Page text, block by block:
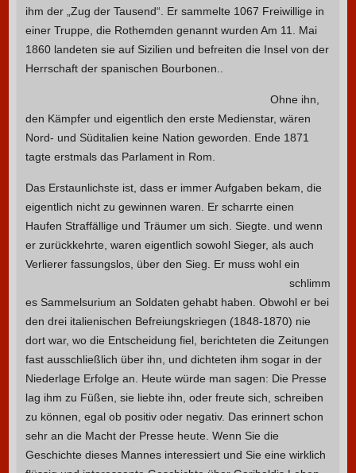
ihm der „Zug der Tausend“. Er sammelte 1067 Freiwillige in
einer Truppe, die Rothemden genannt wurden Am 11. Mai
1860 landeten sie auf Sizilien und befreiten die Insel von der
Herrschaft der spanischen Bourbonen..
Ohne ihn,
den Kämpfer und eigentlich den erste Medienstar, wären
Nord- und Süditalien keine Nation geworden. Ende 1871
tagte erstmals das Parlament in Rom.
Das Erstaunlichste ist, dass er immer Aufgaben bekam, die
eigentlich nicht zu gewinnen waren. Er scharrte einen
Haufen Straffällige und Träumer um sich. Siegte. und wenn
er zurückkehrte, waren eigentlich sowohl Sieger, als auch
Verlierer fassungslos, über den Sieg. Er muss wohl ein
schlimm
es Sammelsurium an Soldaten gehabt haben. Obwohl er bei
den drei italienischen Befreiungskriegen (1848-1870) nie
dort war, wo die Entscheidung fiel, berichteten die Zeitungen
fast ausschließlich über ihn, und dichteten ihm sogar in der
Niederlage Erfolge an. Heute würde man sagen: Die Presse
lag ihm zu Füßen, sie liebte ihn, oder freute sich, schreiben
zu können, egal ob positiv oder negativ. Das erinnert schon
sehr an die Macht der Presse heute. Wenn Sie die
Geschichte dieses Mannes interessiert und Sie eine wirklich